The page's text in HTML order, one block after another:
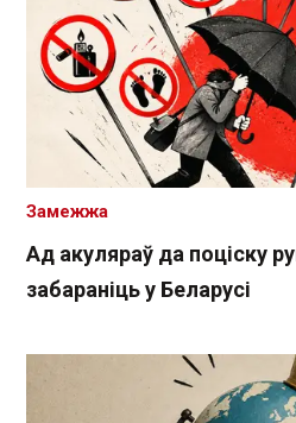
Ад акуляраў да поціску
забараніць у Беларусі
Замежжа